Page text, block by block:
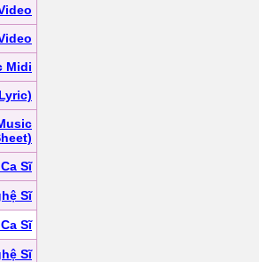
Midi
Sĩ
Sĩ
Sĩ
Sĩ